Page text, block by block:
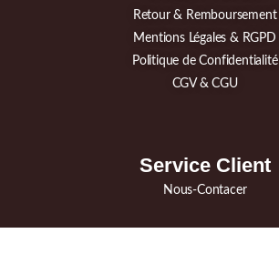
Retour & Remboursement
Mentions Légales & RGPD
Politique de Confidentialité
CGV & CGU
Service Client
Nous-Contacer